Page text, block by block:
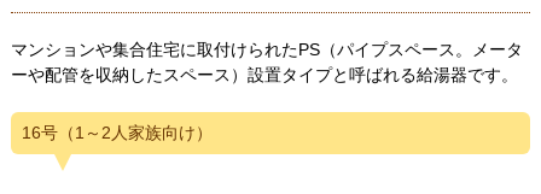
マンションや集合住宅に取付けられたPS（パイプスペース。メータ
ーや配管を収納したスペース）設置タイプと呼ばれる給湯器です。
16号（1～2人家族向け）